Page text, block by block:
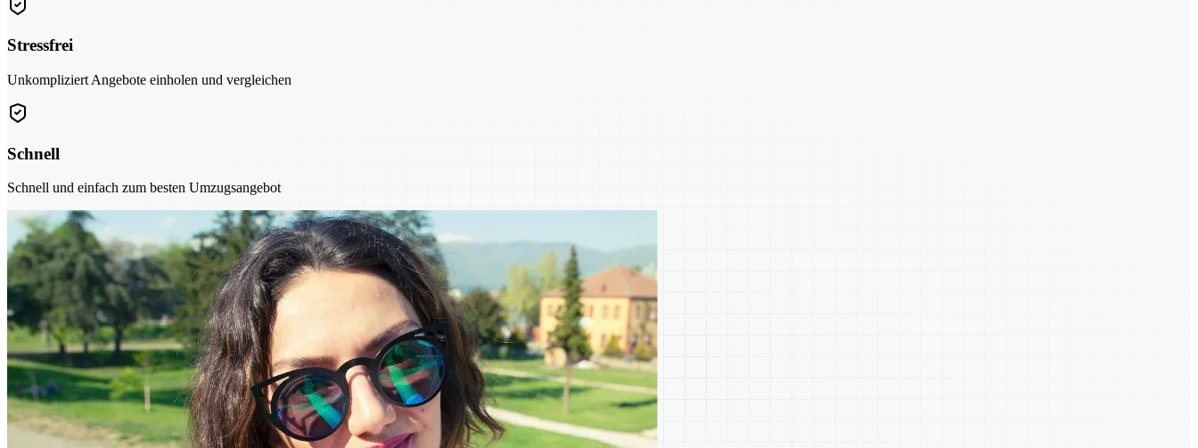
Stressfrei
Unkompliziert Angebote einholen und vergleichen
Schnell
Schnell und einfach zum besten Umzugsangebot